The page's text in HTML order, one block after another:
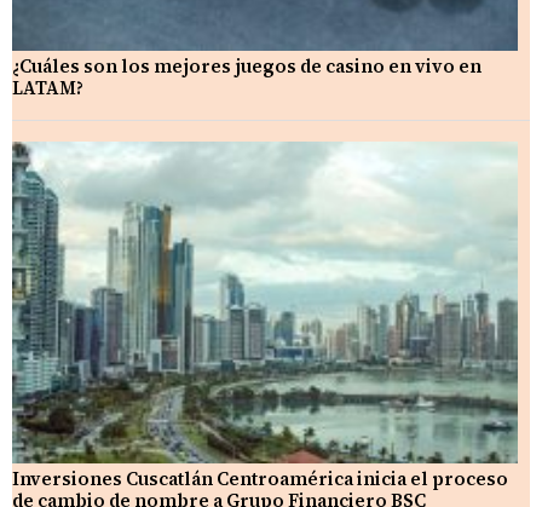
¿Cuáles son los mejores juegos de casino en vivo en
LATAM?
Inversiones Cuscatlán Centroamérica inicia el proceso
de cambio de nombre a Grupo Financiero BSC